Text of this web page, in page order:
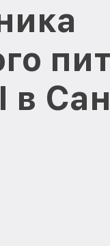
в